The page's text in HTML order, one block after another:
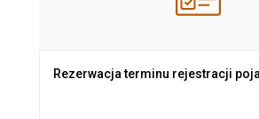
Rezerwacja terminu rejestracji